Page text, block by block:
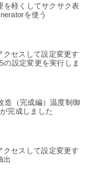
を軽くしてサクサク表
を使う
セスして設定変更す
の設定変更を実行しま
造（完成編）温度制御
完成しました
セスして設定変更す
出